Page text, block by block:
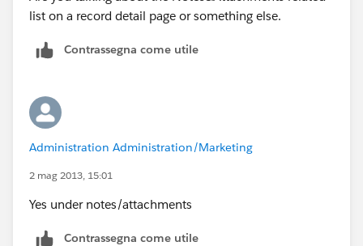
list on a record detail page or something else.
Contrassegna come utile
Administration Administration/Marketing
2 mag 2013, 15:01
Yes under notes/attachments
Contrassegna come utile